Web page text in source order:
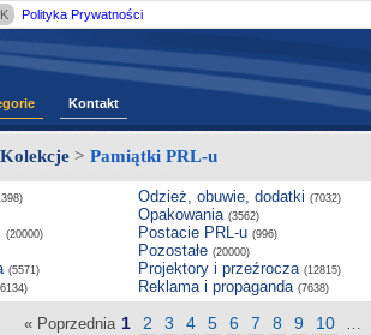
Polityka Prywatności
Kontakt
Kolekcje > Pamiątki PRL-u
(20000)
(5571)
Odzież, obuwie, dodatki (7032)
Opakowania (3562)
Postacie PRL-u (996)
Pozostałe (20000)
Projektory i przeźrocza (12815)
Reklama i propaganda (7638)
« Poprzednia 1 2 3 4 5 6 7 8 9 10 …